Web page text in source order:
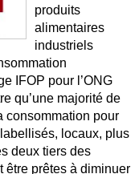
produits
alimentaires
industriels
IFOP pour l’ONG
qu’une majorité de
consommation pour
locaux, plus
deux tiers des
être prêtes à diminuer